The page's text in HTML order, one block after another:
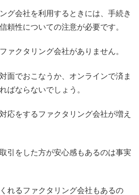
グ会社を利用するときには、手続き
頼性についての注意が必要です。
ァクタリング会社がありません。
面でおこなうか、オンラインで済ま
ばならないでしょう。
応をするファクタリング会社が増え
引をした方が安心感もあるのは事実
れるファクタリング会社もあるの